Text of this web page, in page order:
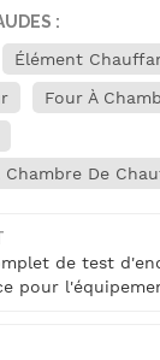
:
Élément
Four À
De
de test
pour